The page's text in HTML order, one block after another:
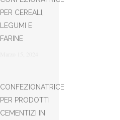
PER CEREALI,
LEGUMI E
FARINE
CONFEZIONATRICE
PER PRODOTTI
CEMENTIZI IN